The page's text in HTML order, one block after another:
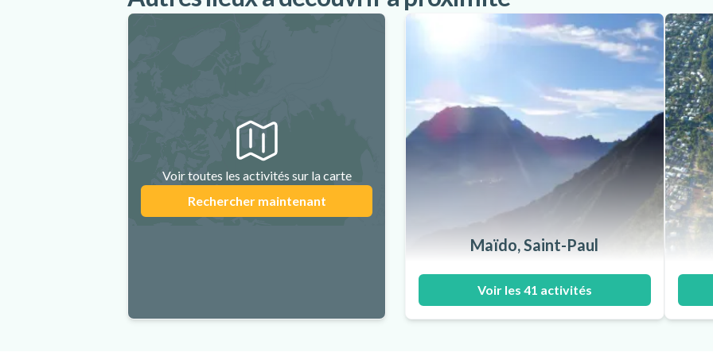
Voir toutes les activités sur la carte
Rechercher maintenant
Maïdo, Saint-Paul
Voir les 41 activités